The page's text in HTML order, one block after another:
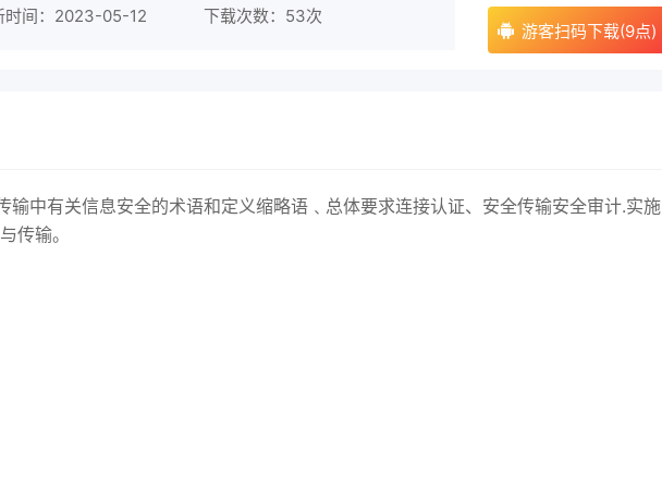
时间：2023-05-12 下载次数： 53次
游客扫码下载(9点)
输中有关信息安全的术语和定义缩略语﹑总体要求连接认证、安全传输安全审计.实施
传输。